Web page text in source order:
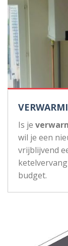
Is je
wil je een
vrijblijvend
budget.